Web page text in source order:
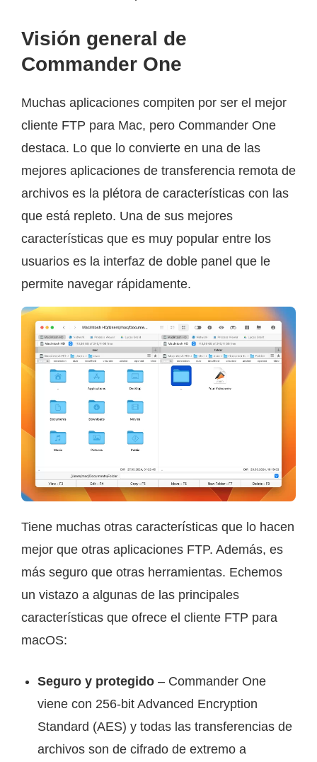
Visión general de
Commander One
Muchas aplicaciones compiten por ser el mejor
cliente FTP para Mac, pero Commander One
destaca. Lo que lo convierte en una de las
mejores aplicaciones de transferencia remota de
archivos es la plétora de características con las
que está repleto. Una de sus mejores
características que es muy popular entre los
usuarios es la interfaz de doble panel que le
permite navegar rápidamente.
Tiene muchas otras características que lo hacen
mejor que otras aplicaciones FTP. Además, es
más seguro que otras herramientas. Echemos
un vistazo a algunas de las principales
características que ofrece el cliente FTP para
macOS:
Seguro y protegido – Commander One
viene con 256-bit Advanced Encryption
Standard (AES) y todas las transferencias de
archivos son de cifrado de extremo a